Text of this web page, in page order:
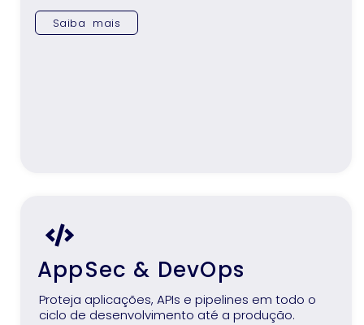
Saiba mais
AppSec & DevOps
Proteja aplicações, APIs e pipelines em todo o
ciclo de desenvolvimento até a produção.